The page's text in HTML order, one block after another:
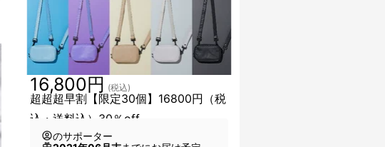
超超超早割【限定30個】16800円（税
込・送料込）30％off
16,800円 (税込)
のサポーター